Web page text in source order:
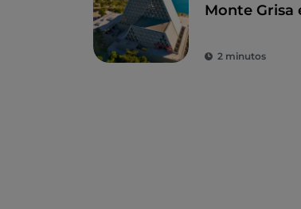
Monte Grisa
paz e amizade
2 minutos